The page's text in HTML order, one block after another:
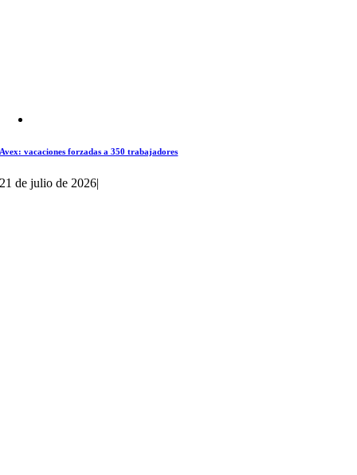
Avex: vacaciones forzadas a 350 trabajadores
21 de julio de 2026|